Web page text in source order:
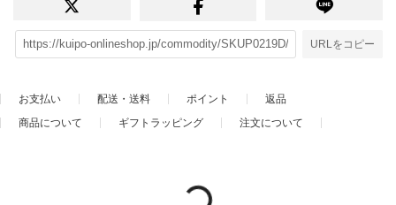
URLをコピー
お支払い 配送・送料 ポイント
返品
商品について
ギフトラッピング 注文について